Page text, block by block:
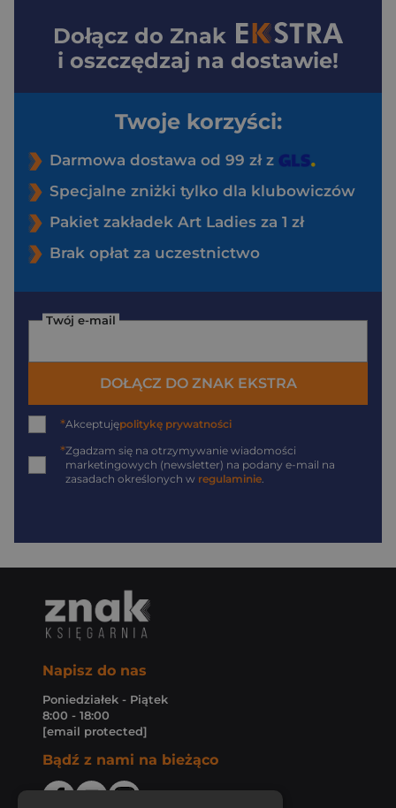
Dołącz do Znak
i oszczędzaj na dostawie!
Twoje korzyści:
Darmowa dostawa od 99 zł z
Specjalne zniżki tylko dla klubowiczów
Pakiet zakładek Art Ladies za 1 zł
Brak opłat za uczestnictwo
Twój e-mail
DOŁĄCZ DO ZNAK EKSTRA
*Akceptujępolitykę prywatności
*Zgadzam się na otrzymywanie wiadomości
marketingowych (newsletter) na podany e-mail na
zasadach określonych w regulaminie.
Napisz do nas
Poniedziałek - Piątek
8:00 - 18:00
[email protected]
Bądź z nami na bieżąco